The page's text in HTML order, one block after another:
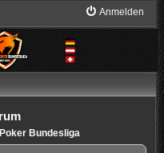
Anmelden
Bundesliga